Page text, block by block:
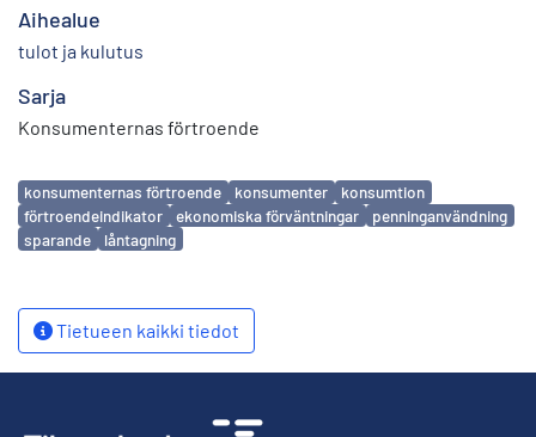
Aihealue
tulot ja kulutus
Sarja
Konsumenternas förtroende
Avainsanat
konsumenternas förtroende konsumenter
konsumtion
förtroendeindikator
ekonomiska förväntningar
penninganvändning
sparande
låntagning
Tietueen kaikki tiedot